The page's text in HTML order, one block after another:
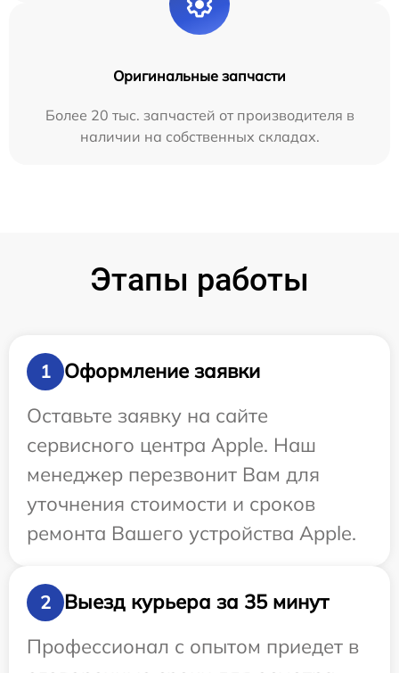
Оригинальные запчасти
Более 20 тыс. запчастей от производителя в
наличии на собственных складах.
Этапы работы
1
Оформление заявки
Оставьте заявку на сайте
сервисного центра Apple. Наш
менеджер перезвонит Вам для
уточнения стоимости и сроков
ремонта Вашего устройства Apple.
2
Выезд курьера за 35 минут
Профессионал с опытом приедет в